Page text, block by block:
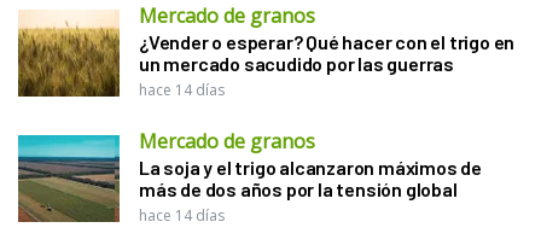
Mercado de granos
¿Vender o esperar? Qué hacer con el trigo en
un mercado sacudido por las guerras
hace 14 días
Mercado de granos
La soja y el trigo alcanzaron máximos de
más de dos años por la tensión global
hace 14 días